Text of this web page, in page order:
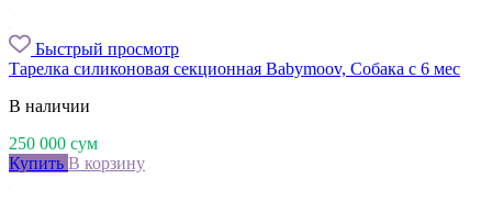
Быстрый просмотр
Тарелка силиконовая секционная Babymoov, Собака с 6 мес
В наличии
250 000 сум
Купить В корзину